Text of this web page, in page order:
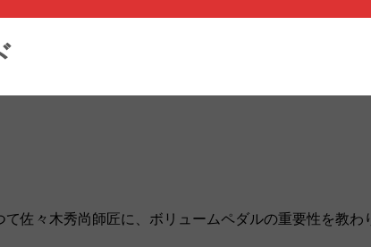
佐々木秀尚師匠に、ボリュームペダルの重要性を教